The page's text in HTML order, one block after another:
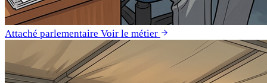
Attaché parlementaire Voir le métier